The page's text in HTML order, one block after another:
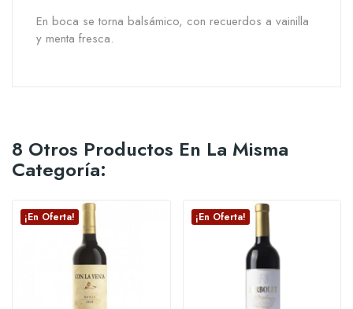
En boca se torna balsámico, con recuerdos a vainilla
y menta fresca.
8 Otros Productos En La Misma
Categoría:
¡En Oferta! ¡En Oferta!